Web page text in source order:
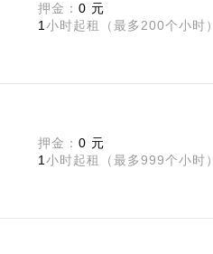
押金： 0 元
1 小时起租（最多200个小时）
押金： 0 元
1 小时起租（最多999个小时）